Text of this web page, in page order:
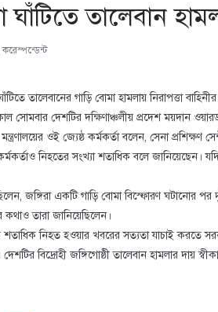
তালেবান
করেস্পন্ডেন্ট
তালেবানের গাড়ি বোমা হামলায় নিরাপত্তা
সোমবার দেশটির দক্ষিণাঞ্চলীয় প্রদেশ ময়দান
মন্ত্রণালয়ের ওই জ্যেষ্ঠ কর্মকর্তা বলেন, সেনা
নিহতের সংখ্যা শতাধিক বলে জানিয়েছেন।
জঙ্গিরা একটি গাড়ি বোমা বিস্ফোরণ ঘটানোর পর
কথাও তারা জানিয়েছিলেন।
শতাধিক নিহত হওয়ার খবরের সত্যতা যাচাই
বিদ্রোহী জঙ্গিগোষ্ঠী তালেবান হামলার দায়